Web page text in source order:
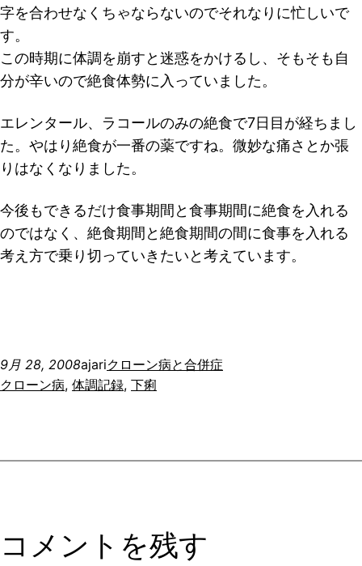
字を合わせなくちゃならないのでそれなりに忙しいで
す。
この時期に体調を崩すと迷惑をかけるし、そもそも自
分が辛いので絶食体勢に入っていました。
エレンタール、ラコールのみの絶食で7日目が経ちまし
た。やはり絶食が一番の薬ですね。微妙な痛さとか張
りはなくなりました。
今後もできるだけ食事期間と食事期間に絶食を入れる
のではなく、絶食期間と絶食期間の間に食事を入れる
考え方で乗り切っていきたいと考えています。
9月 28, 2008ajariクローン病と合併症
クローン病, 体調記録, 下痢
コメントを残す